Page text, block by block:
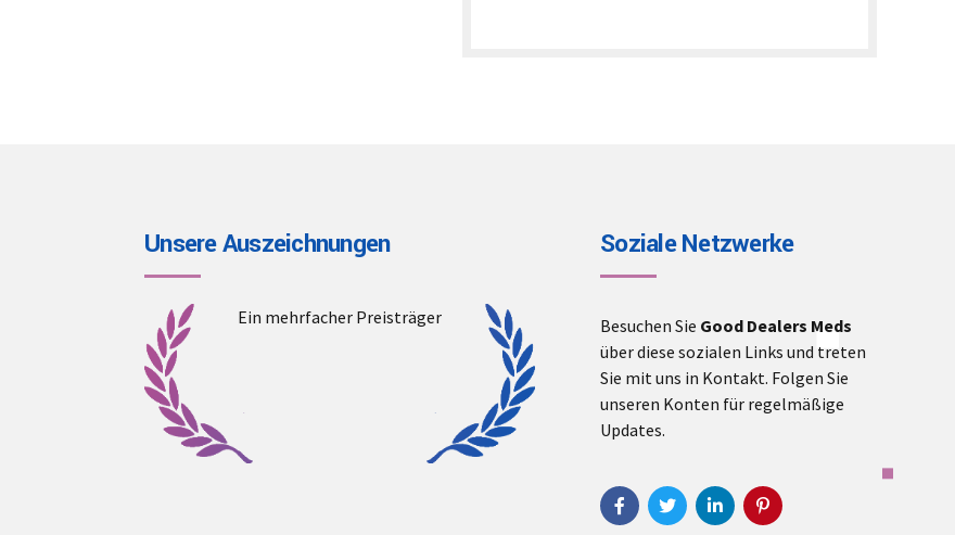
Unsere Auszeichnungen
Ein mehrfacher Preisträger
Soziale Netzwerke
Besuchen Sie Good Dealers Meds
über diese sozialen Links und treten
Sie mit uns in Kontakt. Folgen Sie
unseren Konten für regelmäßige
Updates.